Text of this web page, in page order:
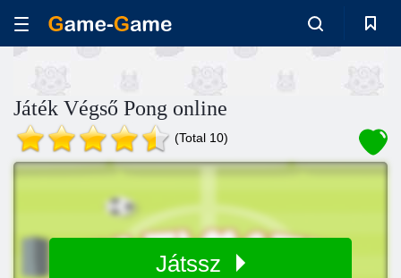
Játék Végső Pong online
(Total 10)
Játssz